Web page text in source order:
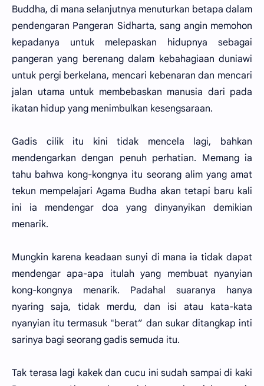
Buddha, di mana selanjutnya menuturkan betapa dalam
pendengaran Pangeran Sidharta, sang angin memohon
kepadanya untuk melepaskan hidupnya sebagai
pangeran yang berenang dalam kebahagiaan duniawi
untuk pergi berkelana, mencari kebenaran dan mencari
jalan utama untuk membebaskan manusia dari pada
ikatan hidup yang menimbulkan kesengsaraan.
Gadis cilik itu kini tidak mencela lagi, bahkan
mendengarkan dengan penuh perhatian. Memang ia
tahu bahwa kong-kongnya itu seorang alim yang amat
tekun mempelajari Agama Budha akan tetapi baru kali
ini ia mendengar doa yang dinyanyikan demikian
menarik.
Mungkin karena keadaan sunyi di mana ia tidak dapat
mendengar apa-apa itulah yang membuat nyanyian
kong-kongnya menarik. Padahal suaranya hanya
nyaring saja, tidak merdu, dan isi atau kata-kata
nyanyian itu termasuk "berat” dan sukar ditangkap inti
sarinya bagi seorang gadis semuda itu.
Tak terasa lagi kakek dan cucu ini sudah sampai di kaki